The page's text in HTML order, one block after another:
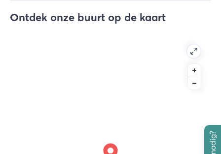
Ontdek onze buurt op de kaart